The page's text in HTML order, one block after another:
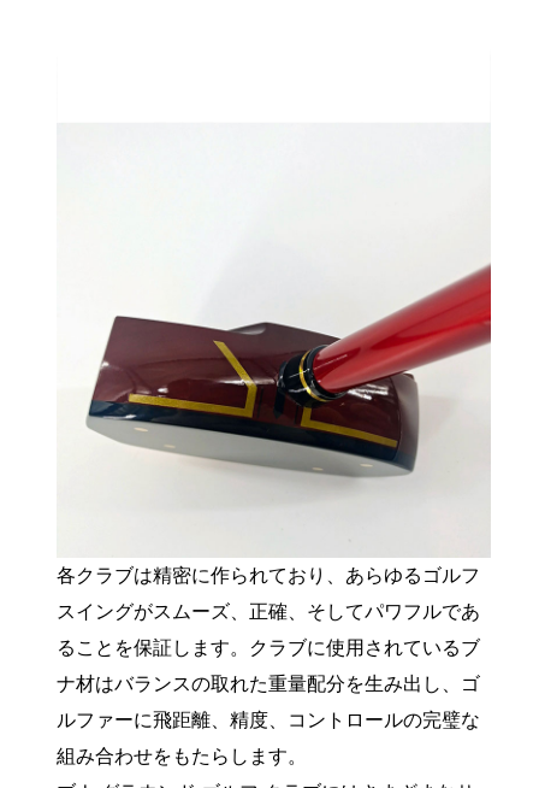
各クラブは精密に作られており、あらゆるゴルフ
スイングがスムーズ、正確、そしてパワフルであ
ることを保証します。クラブに使用されているブ
ナ材はバランスの取れた重量配分を生み出し、ゴ
ルファーに飛距離、精度、コントロールの完璧な
組み合わせをもたらします。